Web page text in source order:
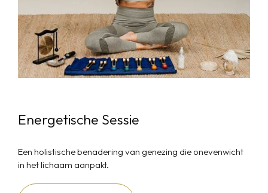
Energetische Sessie
Een holistische benadering van genezing die onevenwicht
in het lichaam aanpakt.